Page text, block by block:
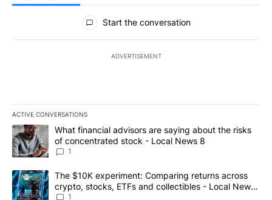
All Comments
Start the conversation
ADVERTISEMENT
ACTIVE CONVERSATIONS
The following is a list of the most commented articles in the last
A trending article titled "What financial advisors are saying
What financial advisors are saying about the risks
of concentrated stock - Local News 8
1
A trending article titled "The $10K experiment: Comparing
The $10K experiment: Comparing returns across
crypto, stocks, ETFs and collectibles - Local News
8
1